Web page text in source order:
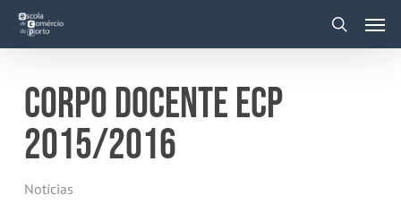
main
CORPO DOCENTE ECP
2015/2016
Notícias